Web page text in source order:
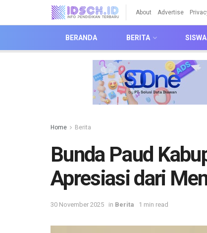
About Advertise
BERANDA BERITA SISWA
Home Berita
Bunda Paud
Apresiasi dari
30 November 2025 in Berita 1 min read